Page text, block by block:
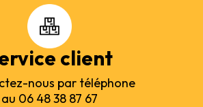
client
nous par téléphone
au 06 48 38 87 67